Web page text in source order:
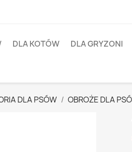
DLA KOTÓW DLA GRYZONI
DLA PSÓW OBROŻE DLA